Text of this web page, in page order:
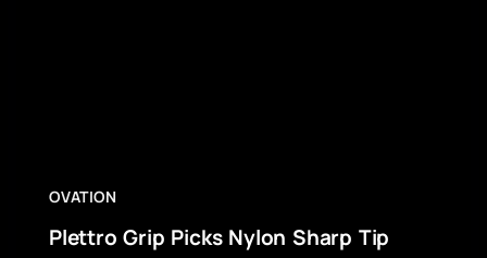
OVATION
Plettro Grip Picks Nylon Sharp Tip